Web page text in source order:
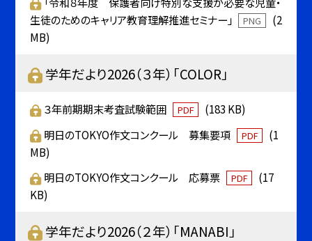
生徒のためのキャリア教育理解推進セミナー」
PNG
(2
MB)
学年だより2026（３年）「COLOR」
３年前期期末考査試験範囲 PDF
(183 KB)
明日のTOKYO作文コンクール 募集要項
PDF
(1
MB)
明日のTOKYO作文コンクール 応募票
PDF
(17
KB)
学年だより2026（２年）「MANABI」